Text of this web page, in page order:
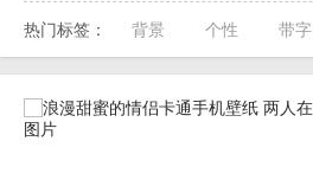
热门标签： 背景 个性 带字